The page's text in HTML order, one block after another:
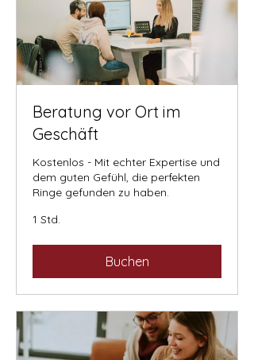
Beratung vor Ort im
Geschäft
Kostenlos - Mit echter Expertise und
dem guten Gefühl, die perfekten
Ringe gefunden zu haben.
1 Std.
Buchen